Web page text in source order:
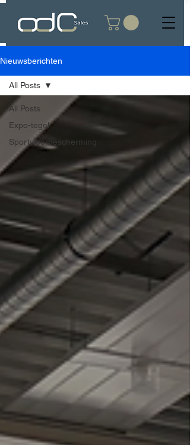
Nieuwsberichten
All Posts
Expo-tegel
Sportvloerbescherming
All Posts